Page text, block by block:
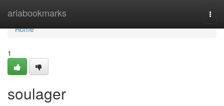
ariabookmarks
Home
Home
1
soulager